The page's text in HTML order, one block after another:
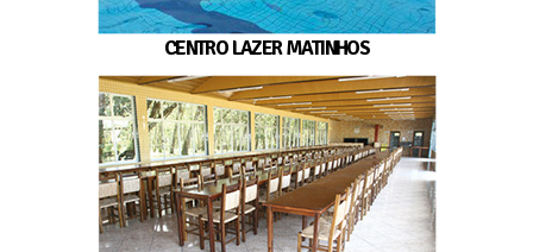
CENTRO LAZER MATINHOS